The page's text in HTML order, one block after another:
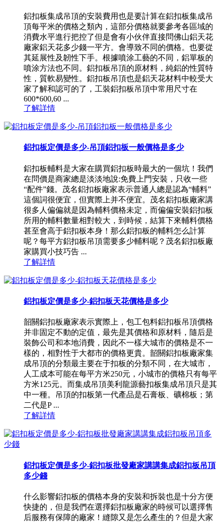
鋁扣板集成吊頂的安裝費用也是要計算在鋁扣板集成吊
頂每平米的價格之類內，這部分價格就要參考各區域的
消費水平進行把控了但是會有小伙伴直接問佛山鋁天花
廠家鋁天花多少錢一平方。會導致不同的價格。也要從
其延展性及韌性下手。根據噴涂工藝的不同，鋁單板的
噴涂方法也不同。鋁扣板吊頂的原材料，純鋁的性質特
性，質軟易變性。鋁扣板吊頂也是鋁天花材料中較受大
家了解和認可的了，工裝鋁扣板吊頂中常用尺寸在
600*600,60 ...
了解詳情
鋁扣板定價是多少-吊頂鋁扣板一般價格是多少
鋁扣板輔料是大家在購買鋁扣板時最大的一個坑！我們
在問價是商家總是淡淡地說:免費上門安裝，只收一些
“配件”錢。茂名鋁扣板廠家表示普通人總是認為“輔料”
這個詞很便宜，但實際上并不便宜。茂名鋁扣板廠家講
很多人偏偏就是因為輔料價格未定，而偏偏安裝鋁扣板
所用的輔料數量相對較大，到時候，結算下來輔料價格
甚至會高于鋁扣板本身！那么鋁扣板的輔料怎么計算
呢？每平方鋁扣板吊頂需要多少輔料呢？茂名鋁扣板廠
家購買小技巧告 ...
了解詳情
鋁扣板定價是多少-鋁扣板天花價格是多少
韶關鋁扣板廠家表示實際上，包工包料鋁扣板吊頂價格
并非固定不動的定值，最先是其價格和原材料，隨后是
裝飾公司和本地消費，因此不一樣大城市的價格是不一
樣的，相對性于大都市的價格更貴。韶關鋁扣板廠家集
成吊頂的分類最主要在于扣板的分類不同，在大城市，
人工成本可能在每平方米250元，小城市的價格只有每平
方米125元。而集成吊頂美利龍源藝扣板集成吊頂只是其
中一種。吊頂的扣板第一代產品是石膏板、礦棉板；第
二代是P ...
了解詳情
鋁扣板定價是多少-鋁扣板批發廠家講講集成鋁扣板吊頂
多少錢
什么影響鋁扣板的價格本身的安裝和拆裝也是十分方便
快捷的，但是我們在選擇鋁扣板廠家的時候可以選擇售
后服務有保障的廠家！縫隙又是怎么產生的？但是大家